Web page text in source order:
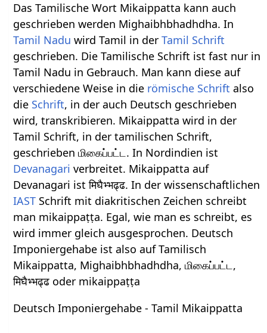
Das Tamilische Wort Mikaippatta kann auch
geschrieben werden Mighaibhbhadhdha. In
Tamil Nadu wird Tamil in derTamil Schrift
geschrieben. Die Tamilische Schrift ist fast nur in
Tamil Nadu in Gebrauch. Man kann diese auf
verschiedene Weise in die römische Schrift also
die Schrift, in der auch Deutsch geschrieben
wird, transkribieren. Mikaippatta wird in der
Tamil Schrift, in der tamilischen Schrift,
geschrieben மிகைப்பட்ட. In Nordindien ist
Devanagari verbreitet. Mikaippatta auf
Devanagari ist मिघैभ्भढ्ढ. In der wissenschaftlichen
IAST Schrift mit diakritischen Zeichen schreibt
man mikaippaṭṭa. Egal, wie man es schreibt, es
wird immer gleich ausgesprochen. Deutsch
Imponiergehabe ist also auf Tamilisch
Mikaippatta, Mighaibhbhadhdha, மிகைப்பட்ட,
मिघैभ्भढ्ढ oder mikaippaṭṭa
Deutsch Imponiergehabe - Tamil Mikaippatta